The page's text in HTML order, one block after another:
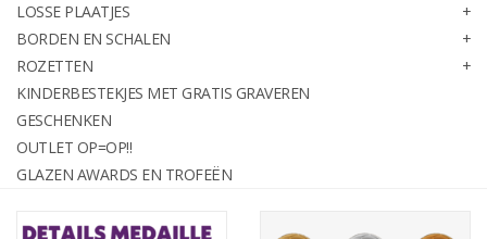
graveren
Geschenken
OUTLET OP=OP!!
LOSSE PLAATJES
BORDEN EN SCHALEN
ROZETTEN
KINDERBESTEKJES MET GRATIS GRAVEREN
GESCHENKEN
OUTLET OP=OP!!
GLAZEN AWARDS EN TROFEËN